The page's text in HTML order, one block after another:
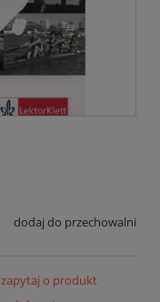
dodaj do przechowalni
zapytaj o produkt